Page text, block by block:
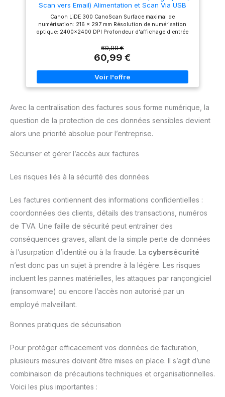
Scan vers Email) Alimentation et Scan Via USB
Canon LiDE 300 CanoScan Surface maximal de
numérisation: 216 x 297 mm Résolution de numérisation
optique: 2400x2400 DPI Profondeur d'affichage d'entrée
69,99 €
60,99 €
Avec la centralisation des factures sous forme numérique, la
question de la protection de ces données sensibles devient
alors une priorité absolue pour l’entreprise.
Sécuriser et gérer l’accès aux factures
Les risques liés à la sécurité des données
Les factures contiennent des informations confidentielles :
coordonnées des clients, détails des transactions, numéros
de TVA. Une faille de sécurité peut entraîner des
conséquences graves, allant de la simple perte de données
à l’usurpation d’identité ou à la fraude. La cybersécurité
n’est donc pas un sujet à prendre à la légère. Les risques
incluent les pannes matérielles, les attaques par rançongiciel
(ransomware) ou encore l’accès non autorisé par un
employé malveillant.
Bonnes pratiques de sécurisation
Pour protéger efficacement vos données de facturation,
plusieurs mesures doivent être mises en place. Il s’agit d’une
combinaison de précautions techniques et organisationnelles.
Voici les plus importantes :